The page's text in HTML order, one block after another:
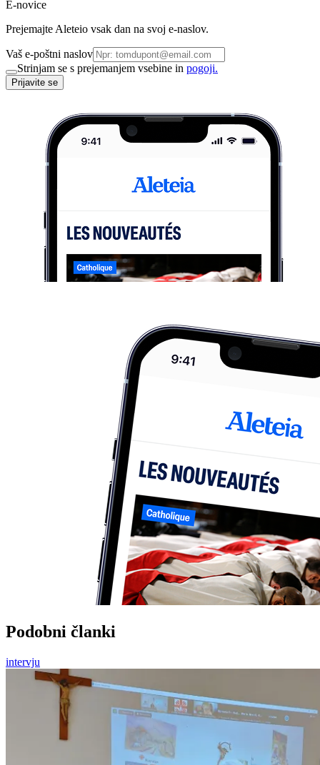
E-novice
Prejemajte Aleteio vsak dan na svoj e-naslov.
Vaš e-poštni naslov
Strinjam se s prejemanjem vsebine in pogoji.
Prijavite se
Podobni članki
intervju